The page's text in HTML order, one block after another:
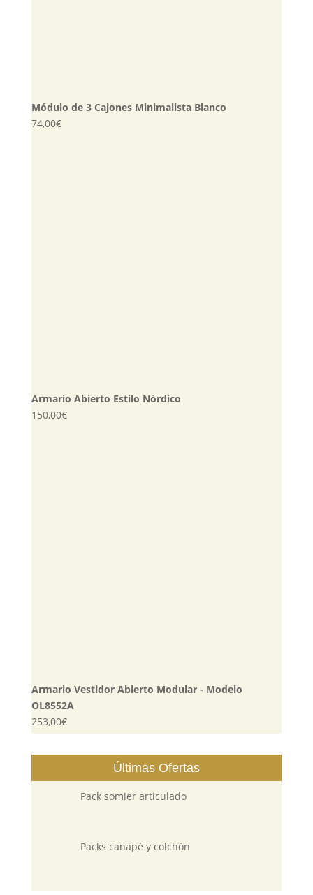
Módulo de 3 Cajones Minimalista Blanco
74,00€
Armario Abierto Estilo Nórdico
150,00€
Armario Vestidor Abierto Modular - Modelo
OL8552A
253,00€
Últimas Ofertas
Pack somier articulado
Packs canapé y colchón